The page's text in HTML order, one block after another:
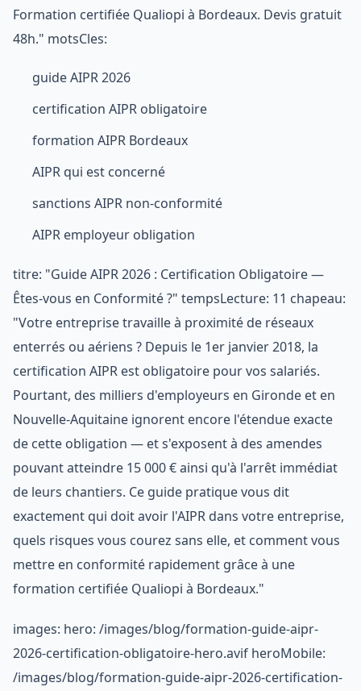
Formation certifiée Qualiopi à Bordeaux. Devis gratuit
48h." motsCles:
guide AIPR 2026
certification AIPR obligatoire
formation AIPR Bordeaux
AIPR qui est concerné
sanctions AIPR non-conformité
AIPR employeur obligation
titre: "Guide AIPR 2026 : Certification Obligatoire —
Êtes-vous en Conformité ?" tempsLecture: 11 chapeau:
"Votre entreprise travaille à proximité de réseaux
enterrés ou aériens ? Depuis le 1er janvier 2018, la
certification AIPR est obligatoire pour vos salariés.
Pourtant, des milliers d'employeurs en Gironde et en
Nouvelle-Aquitaine ignorent encore l'étendue exacte
de cette obligation — et s'exposent à des amendes
pouvant atteindre 15 000 € ainsi qu'à l'arrêt immédiat
de leurs chantiers. Ce guide pratique vous dit
exactement qui doit avoir l'AIPR dans votre entreprise,
quels risques vous courez sans elle, et comment vous
mettre en conformité rapidement grâce à une
formation certifiée Qualiopi à Bordeaux."
images: hero: /images/blog/formation-guide-aipr-
2026-certification-obligatoire-hero.avif heroMobile:
/images/blog/formation-guide-aipr-2026-certification-